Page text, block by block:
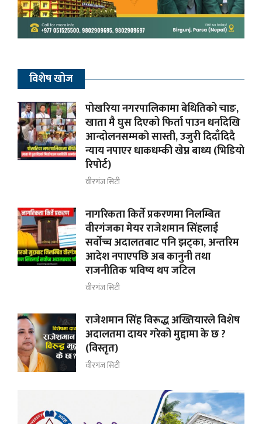
विशेष खोज
पोखरिया नगरपालिकामा बेथितिको चाङ,
खाता मै घुस दिएको फिर्ता पाउन धर्नादेखि
आन्दोलनसम्मकाे सास्ती, उजुरी दिदाँदिदै
न्याय नपाएर धाकधम्की खेप्न बाध्य (भिडियाे
रिपाेर्ट)
वीरगंज सिटी
नागरिकता किर्ते प्रकरणमा निलम्बित
वीरगंजका मेयर राजेशमान सिंहलाई
सर्वोच्च अदालतबाट पनि झट्का, अन्तरिम
आदेश नपाएपछि अब कानुनी तथा
राजनीतिक भविष्य थप जटिल
वीरगंज सिटी
राजेशमान सिंह विरूद्ध अख्तियारले विशेष
अदालतमा दायर गरेको मुद्दामा के छ ?
(विस्तृत)
वीरगंज सिटी